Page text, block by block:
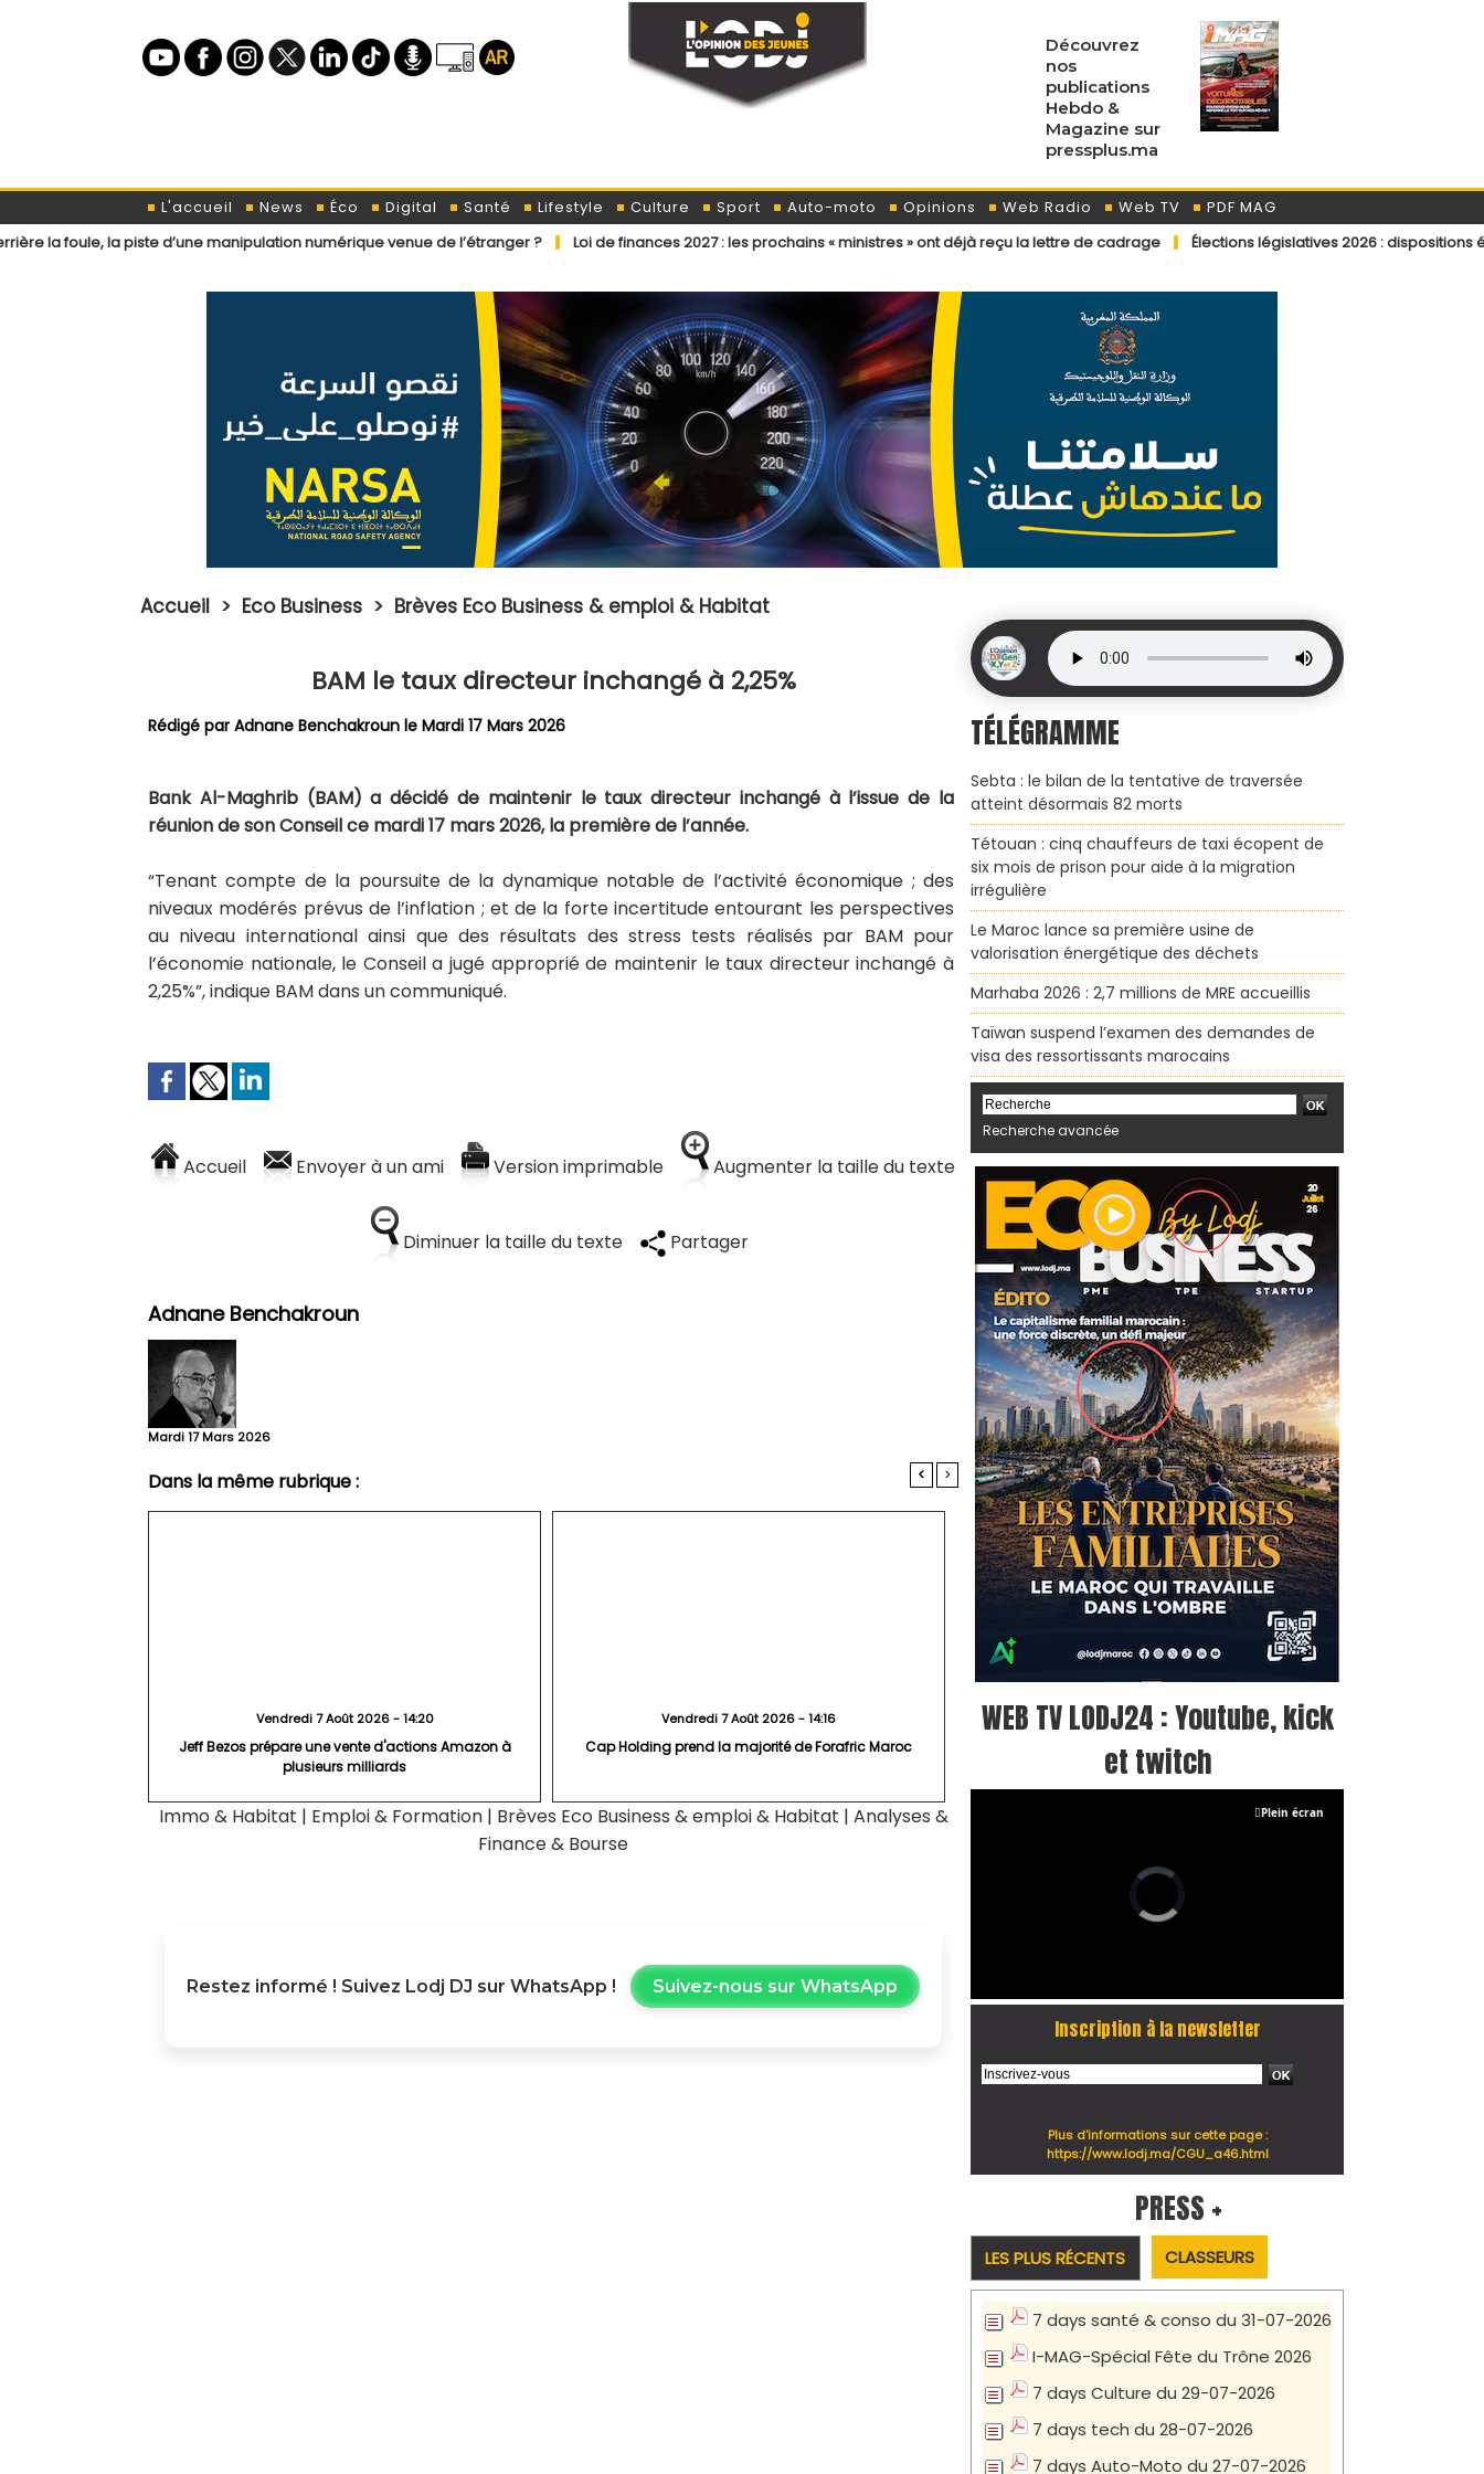
Découvrez
nos
publications
Hebdo &
Magazine sur
pressplus.ma
L'accueil News Éco Digital Santé Lifestyle Culture Sport Auto-moto Opinions Web Radio Web TV
PDF MAG
piste d’une manipulation numérique venue de l’étranger ?
Loi de finances 2027 : les prochains « ministres » ont déjà reçu la lettre de cadrage Élections législatives 2026 : dispositions éditoriales
Accueil > Eco Business > Brèves Eco Business & emploi & Habitat
BAM le taux directeur inchangé à 2,25%
Rédigé parAdnane Benchakroun le Mardi 17 Mars 2026
Bank Al-Maghrib (BAM) a décidé de maintenir le taux directeur inchangé à l’issue de la
réunion de son Conseil ce mardi 17 mars 2026, la première de l’année.
“Tenant compte de la poursuite de la dynamique notable de l’activité économique ; des
niveaux modérés prévus de l’inflation ; et de la forte incertitude entourant les perspectives
au niveau international ainsi que des résultats des stress tests réalisés par BAM pour
l’économie nationale, le Conseil a jugé approprié de maintenir le taux directeur inchangé à
2,25%”, indique BAM dans un communiqué.
Accueil Envoyer à un ami Version imprimable Augmenter la taille du texte
Diminuer la taille du texte Partager
Adnane Benchakroun
Mardi 17 Mars 2026
Dans la même rubrique : < >
Vendredi 7 Août 2026 - 14:20
Jeff Bezos prépare une vente d'actions Amazon à
plusieurs milliards
Vendredi 7 Août 2026 - 14:16
Cap Holding prend la majorité de Forafric Maroc
Immo & Habitat | Emploi & Formation | Brèves Eco Business & emploi & Habitat | Analyses &
Finance & Bourse
Restez informé ! Suivez Lodj DJ sur WhatsApp ! Suivez-nous sur WhatsApp
TÉLÉGRAMME
Sebta : le bilan de la tentative de traversée
atteint désormais 82 morts
Tétouan : cinq chauffeurs de taxi écopent de
six mois de prison pour aide à la migration
irrégulière
Le Maroc lance sa première usine de
valorisation énergétique des déchets
Marhaba 2026 : 2,7 millions de MRE accueillis
Taïwan suspend l’examen des demandes de
visa des ressortissants marocains
Recherche avancée
WEB TV LODJ24 : Youtube, kick
et twitch
Plein écran
Inscription à la newsletter
Plus d'informations sur cette page :
https://www.lodj.ma/CGU_a46.html
PRESS +
LES PLUS RÉCENTS CLASSEURS
7 days santé & conso du 31-07-2026
I-MAG-Spécial Fête du Trône 2026
7 days Culture du 29-07-2026
7 days tech du 28-07-2026
7 days Auto-Moto du 27-07-2026